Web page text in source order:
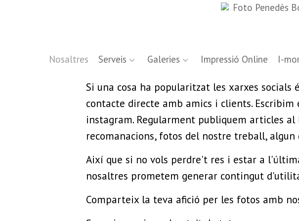
Nosaltres Serveis Galeries Impressió Online I-
Si una cosa ha popularitzat les xarxes
contacte directe amb amics i clients.
instagram. Regularment publiquem articles
recomanacions, fotos del nostre treball,
Així que si no vols perdre't res i estar a
nosaltres prometem generar contingut
Comparteix la teva afició per les fotos amb